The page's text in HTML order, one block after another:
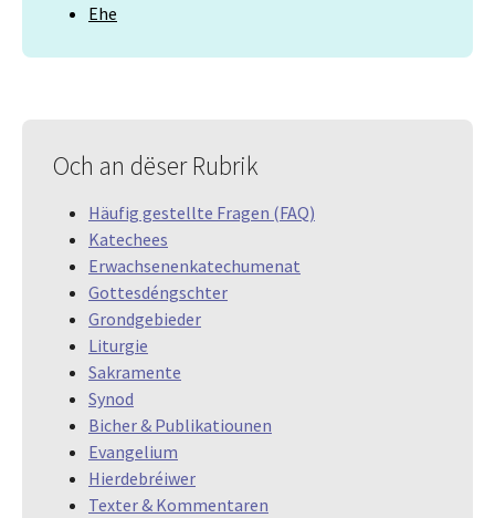
Ehe
Och an dëser Rubrik
Häufig gestellte Fragen (FAQ)
Katechees
Erwachsenenkatechumenat
Gottesdéngschter
Grondgebieder
Liturgie
Sakramente
Synod
Bicher & Publikatiounen
Evangelium
Hierdebréiwer
Texter & Kommentaren